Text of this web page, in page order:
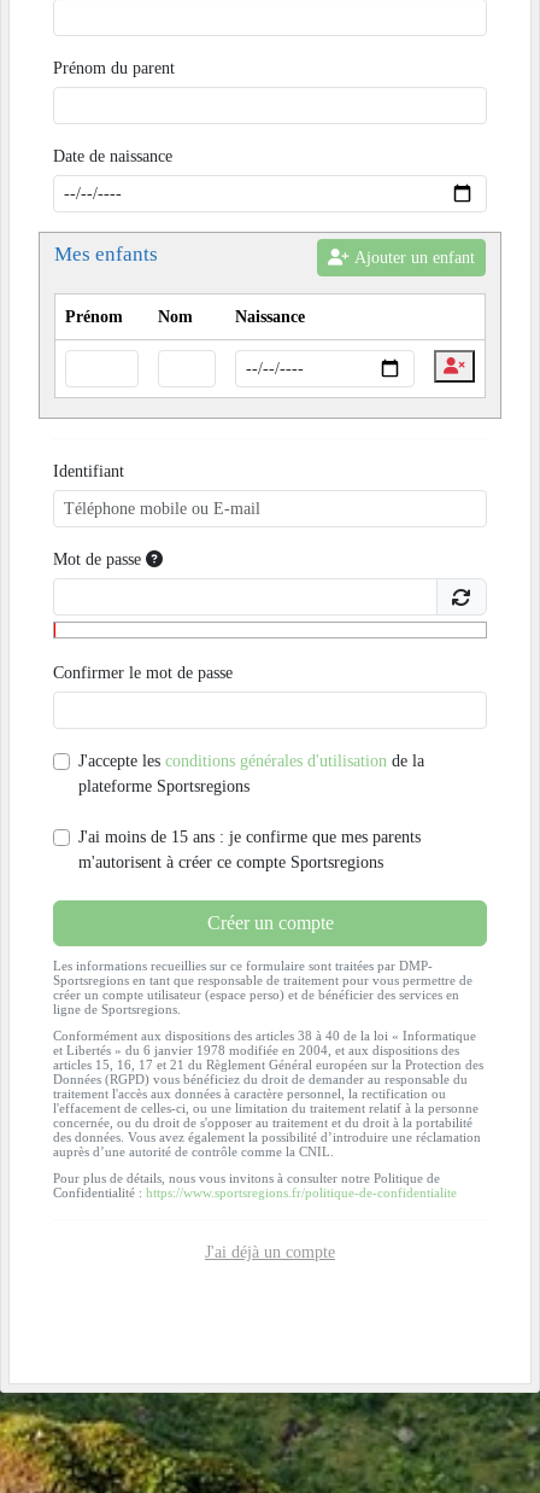
Prénom du parent
Date de naissance
Mes enfants Ajouter un enfant
Prénom Nom Naissance
Identifiant
Mot de passe
Confirmer le mot de passe
J'accepte les conditions générales d'utilisation de la
plateforme Sportsregions
J'ai moins de 15 ans : je confirme que mes parents
m'autorisent à créer ce compte Sportsregions
Créer un compte
Les informations recueillies sur ce formulaire sont traitées par DMP-
Sportsregions en tant que responsable de traitement pour vous permettre de
créer un compte utilisateur (espace perso) et de bénéficier des services en
ligne de Sportsregions.
Conformément aux dispositions des articles 38 à 40 de la loi « Informatique
et Libertés » du 6 janvier 1978 modifiée en 2004, et aux dispositions des
articles 15, 16, 17 et 21 du Règlement Général européen sur la Protection des
Données (RGPD) vous bénéficiez du droit de demander au responsable du
traitement l'accès aux données à caractère personnel, la rectification ou
l'effacement de celles-ci, ou une limitation du traitement relatif à la personne
concernée, ou du droit de s'opposer au traitement et du droit à la portabilité
des données. Vous avez également la possibilité d’introduire une réclamation
auprès d’une autorité de contrôle comme la CNIL.
Pour plus de détails, nous vous invitons à consulter notre Politique de
Confidentialité : https://www.sportsregions.fr/politique-de-confidentialite
J'ai déjà un compte